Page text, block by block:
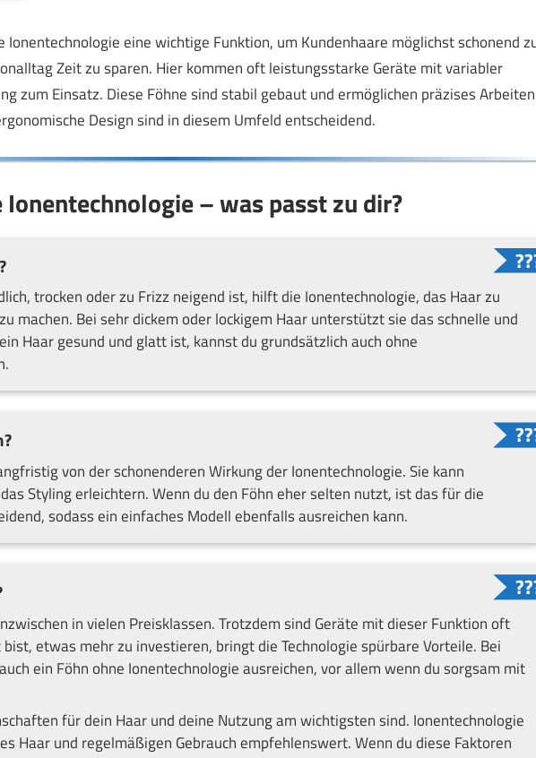
eine wichtige Funktion, um Kundenhaare möglichst schonend
Zeit zu sparen. Hier kommen oft leistungsstarke Geräte mit variabler
zum Einsatz. Diese Föhne sind stabil gebaut und ermöglichen präzises
Design sind in diesem Umfeld entscheidend.
– was passt zu dir?
trocken oder zu Frizz neigend ist, hilft die Ionentechnologie, das Haar zu
machen. Bei sehr dickem oder lockigem Haar unterstützt sie das schnelle und
Haar gesund und glatt ist, kannst du grundsätzlich auch ohne
von der schonenderen Wirkung der Ionentechnologie. Sie kann
Styling erleichtern. Wenn du den Föhn eher selten nutzt, ist das für die
sodass ein einfaches Modell ebenfalls ausreichen kann.
in vielen Preisklassen. Trotzdem sind Geräte mit dieser Funktion oft
etwas mehr zu investieren, bringt die Technologie spürbare Vorteile. Bei
ein Föhn ohne Ionentechnologie ausreichen, vor allem wenn du sorgsam mit
für dein Haar und deine Nutzung am wichtigsten sind. Ionentechnologie
Haar und regelmäßigen Gebrauch empfehlenswert. Wenn du diese Faktoren